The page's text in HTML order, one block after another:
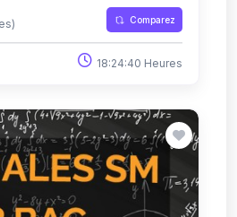
Comparez
18:24:40 Heures